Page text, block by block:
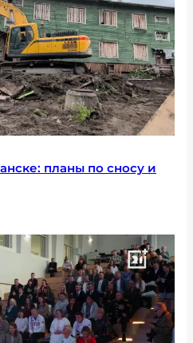
планы по сносу и